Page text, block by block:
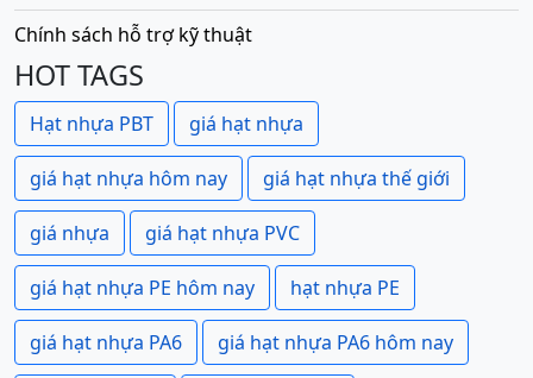
Chính sách hỗ trợ kỹ thuật
HOT TAGS
Hạt nhựa PBT giá hạt nhựa
giá hạt nhựa hôm nay giá hạt nhựa thế giới
giá nhựa giá hạt nhựa PVC
giá hạt nhựa PE hôm nay hạt nhựa PE
giá hạt nhựa PA6 giá hạt nhựa PA6 hôm nay